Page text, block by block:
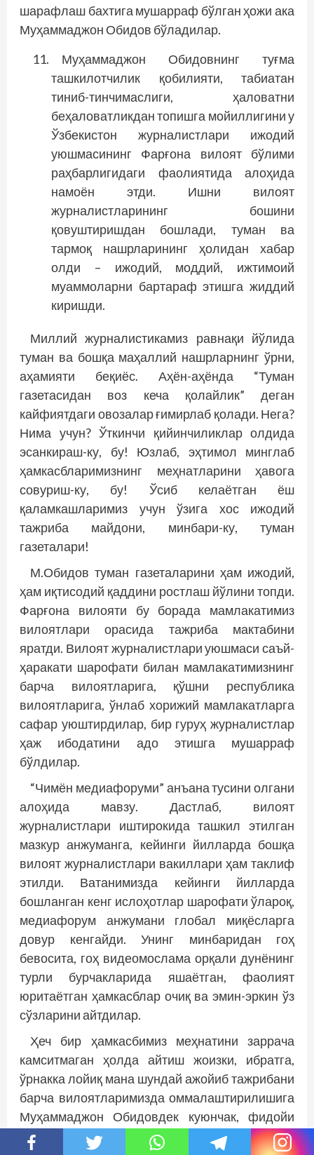
шарафлаш бахтига мушарраф бўлган ҳожи ака
Муҳаммаджон Обидов бўладилар.
Муҳаммаджон Обидовнинг туғма
ташкилотчилик қобилияти, табиатан
тиниб-тинчимаслиги, ҳаловатни
беҳаловатликдан топишга мойиллигини у
Ўзбекистон журналистлари ижодий
уюшмасининг Фарғона вилоят бўлими
раҳбарлигидаги фаолиятида алоҳида
намоён этди. Ишни вилоят
журналистларининг бошини
қовуштиришдан бошлади, туман ва
тармоқ нашрларининг ҳолидан хабар
олди – ижодий, моддий, ижтимоий
муаммоларни бартараф этишга жиддий
киришди.
Миллий журналистикамиз равнақи йўлида
туман ва бошқа маҳаллий нашрларнинг ўрни,
аҳамияти беқиёс. Аҳён-аҳёнда “Туман
газетасидан воз кеча қолайлик” деган
кайфиятдаги овозалар ғимирлаб қолади. Нега?
Нима учун? Ўткинчи қийинчиликлар олдида
эсанкираш-ку, бу! Юзлаб, эҳтимол минглаб
ҳамкасбларимизнинг меҳнатларини ҳавога
совуриш-ку, бу! Ўсиб келаётган ёш
қаламкашларимиз учун ўзига хос ижодий
тажриба майдони, минбари-ку, туман
газеталари!
М.Обидов туман газеталарини ҳам ижодий,
ҳам иқтисодий қаддини ростлаш йўлини топди.
Фарғона вилояти бу борада мамлакатимиз
вилоятлари орасида тажриба мактабини
яратди. Вилоят журналистлари уюшмаси саъй-
ҳаракати шарофати билан мамлакатимизнинг
барча вилоятларига, қўшни респуб­лика
вилоятларига, ўнлаб хорижий мамлакатларга
сафар уюштирдилар, бир гуруҳ журналистлар
ҳаж ибодатини адо этишга мушарраф
бўлдилар.
“Чимён медиафоруми” анъана тусини олгани
алоҳида мавзу. Дастлаб, вилоят
журналистлари иштирокида ташкил этилган
мазкур анжуманга, ке­йинги йилларда бошқа
вилоят журналистлари вакиллари ҳам таклиф
этилди. Ватанимизда кейинги йилларда
бошланган кенг ислоҳотлар шарофати ўлароқ,
медиафорум анжумани глобал миқёсларга
довур кенгайди. Унинг минбаридан гоҳ
бевосита, гоҳ видеомослама орқали дунёнинг
турли бурчакларида яшаётган, фаолият
юритаётган ҳамкасблар очиқ ва эмин-эркин ўз
сўзларини айтдилар.
Ҳеч бир ҳамкасбимиз меҳнатини заррача
камситмаган ҳолда айтиш жоизки, ибратга,
ўрнакка лойиқ мана шундай ажойиб тажрибани
барча вилоятларимизда оммалаштирилишига
Муҳаммаджон Обидовдек куюнчак, фидойи
инсон етишмаяпти…